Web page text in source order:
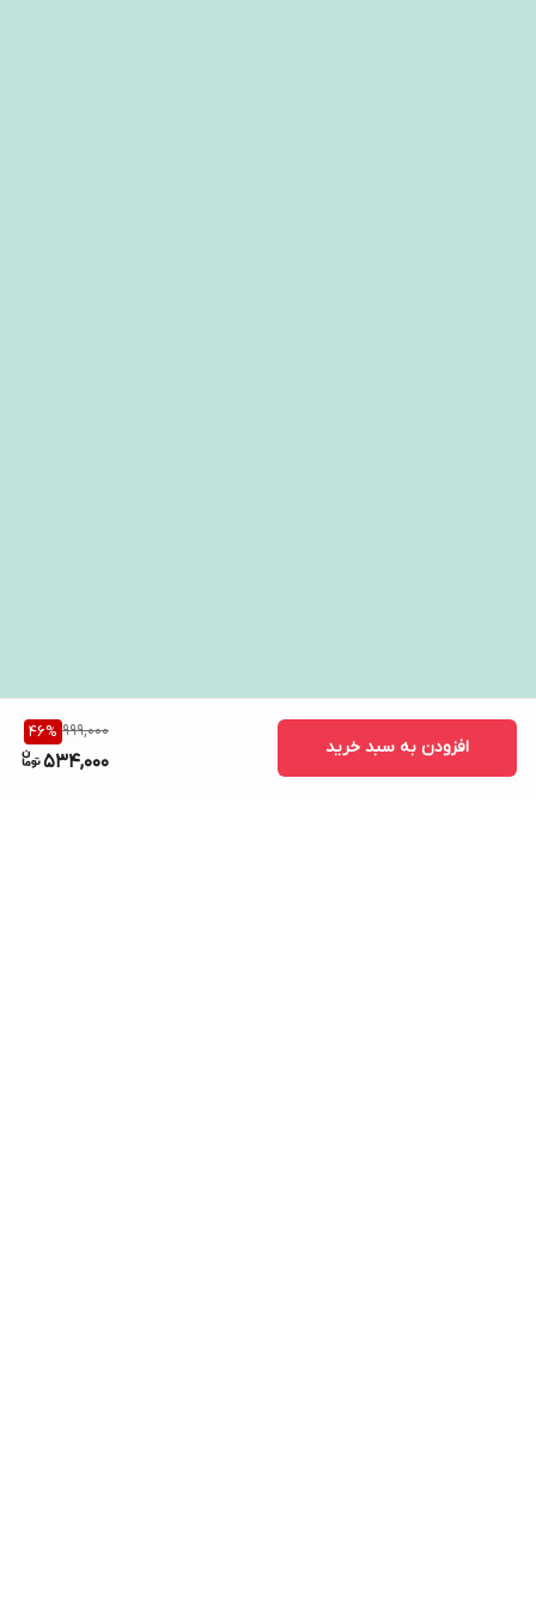
999,000
46%
534,000
افزودن به سبد خرید